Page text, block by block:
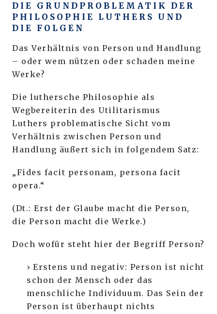
DIE GRUNDPROBLEMATIK DER
PHILOSOPHIE LUTHERS UND
DIE FOLGEN
Das Verhältnis von Person und Handlung
– oder wem nützen oder schaden meine
Werke?
Die luthersche Philosophie als
Wegbereiterin des Utilitarismus
Luthers problematische Sicht vom
Verhältnis zwischen Person und
Handlung äußert sich in folgendem Satz:
„Fides facit personam, persona facit
opera.“
(Dt.: Erst der Glaube macht die Person,
die Person macht die Werke.)
Doch wofür steht hier der Begriff Person?
› Erstens und negativ: Person ist nicht
schon der Mensch oder das
menschliche Individuum. Das Sein der
Person ist überhaupt nichts